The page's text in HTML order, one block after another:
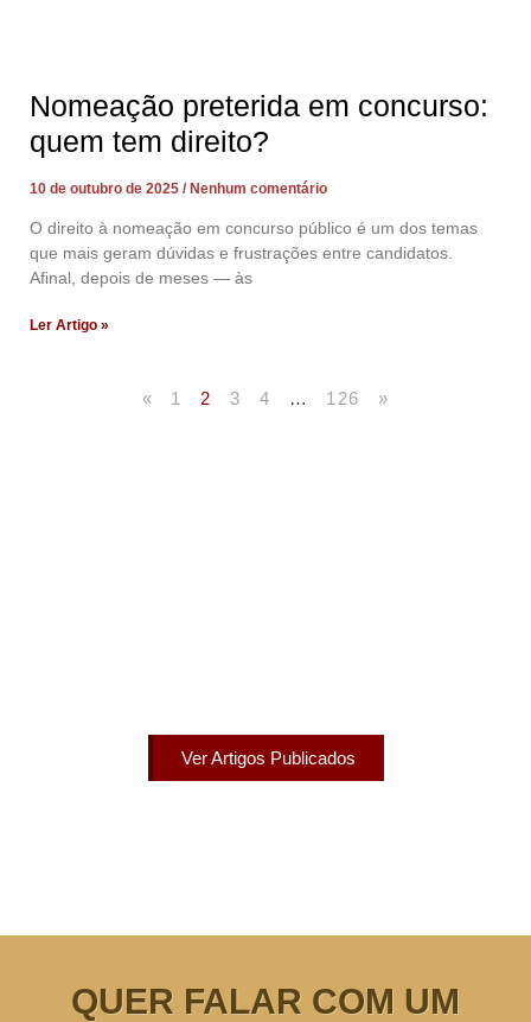
Nomeação preterida em concurso:
quem tem direito?
10 de outubro de 2025 Nenhum comentário
O direito à nomeação em concurso público é um dos temas
que mais geram dúvidas e frustrações entre candidatos.
Afinal, depois de meses — às
Ler Artigo »
« 1 2 3 4 … 126 »
Ver Artigos Publicados
QUER FALAR COM UM